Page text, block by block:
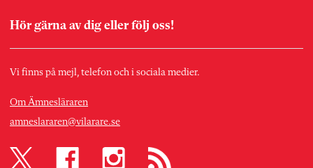
Hör gärna av dig eller följ oss!
Vi finns på mejl, telefon och i sociala medier.
Om Ämnesläraren
amneslararen@vilarare.se